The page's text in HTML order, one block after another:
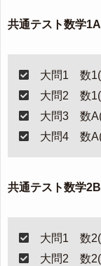
共通テスト数学
大問1 数
大問2 数
大問3 数
大問4 数
共通テスト数学
大問1 数
大問2 数